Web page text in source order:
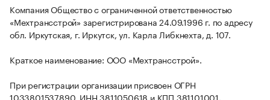
Компания Общество с ограниченной ответственностью
«Мехтрансстрой» зарегистрирована 24.09.1996 г. по адресу
обл. Иркутская, г. Иркутск, ул. Карла Либкнехта, д. 107.
Краткое наименование: ООО «Мехтрансстрой».
При регистрации организации присвоен ОГРН
1033801537890, ИНН 3811050618 и КПП 381101001.